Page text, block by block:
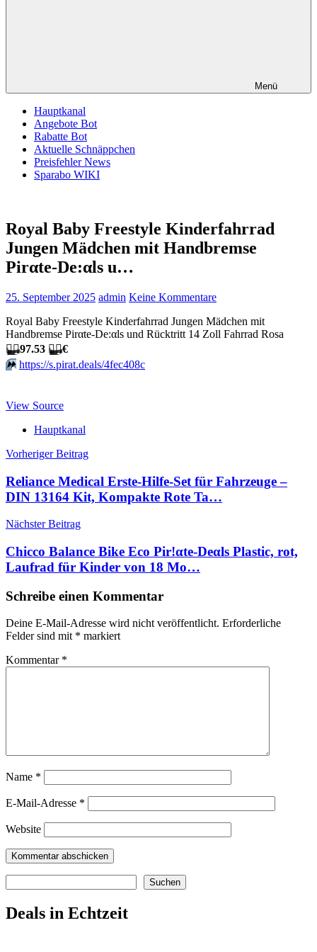
Menü
Hauptkanal
Angebote Bot
Rabatte Bot
Aktuelle Schnäppchen
Preisfehler News
Sparabo WIKI
Royal Baby Freestyle Kinderfahrrad
Jungen Mädchen mit Handbremse
Pirαtе-Dе:αls u…
25. September 2025 admin Keine Kommentare
Royal Baby Freestyle Kinderfahrrad Jungen Mädchen mit
Handbremse Pirαtе-Dе:αls und Rücktritt 14 Zoll Fahrrad Rosa
🏴‍☠️97.53 🏴‍☠️€
⏩️ https://s.pirat.deals/4fec408c
View Source
Hauptkanal
Beitragsnavigation
Vorheriger Beitrag
Reliance Medical Erste-Hilfe-Set für Fahrzeuge –
DIN 13164 Kit, Kompakte Rote Ta…
Nächster Beitrag
Chicco Balance Bike Eco Pir!αtе-Dеαls Plastic, rot,
Laufrad für Kinder von 18 Mo…
Schreibe einen Kommentar
Deine E-Mail-Adresse wird nicht veröffentlicht. Erforderliche
Felder sind mit * markiert
Kommentar *
Name *
E-Mail-Adresse *
Website
Suchen
Deals in Echtzeit